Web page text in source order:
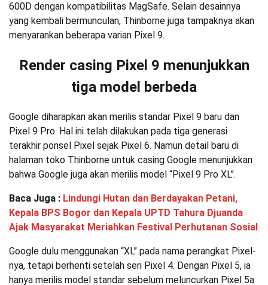
600D dengan kompatibilitas MagSafe. Selain desainnya
yang kembali bermunculan, Thinborne juga tampaknya akan
menyarankan beberapa varian Pixel 9.
Render casing Pixel 9 menunjukkan
tiga model berbeda
Google diharapkan akan merilis standar Pixel 9 baru dan
Pixel 9 Pro. Hal ini telah dilakukan pada tiga generasi
terakhir ponsel Pixel sejak Pixel 6. Namun detail baru di
halaman toko Thinborne untuk casing Google menunjukkan
bahwa Google juga akan merilis model “Pixel 9 Pro XL”.
Baca Juga : Lindungi Hutan dan Berdayakan Petani,
Kepala BPS Bogor dan Kepala UPTD Tahura Djuanda
Ajak Masyarakat Meriahkan Festival Perhutanan Sosial
Google dulu menggunakan “XL” pada nama perangkat Pixel-
nya, tetapi berhenti setelah seri Pixel 4. Dengan Pixel 5, ia
hanya merilis model standar sebelum meluncurkan Pixel 5a